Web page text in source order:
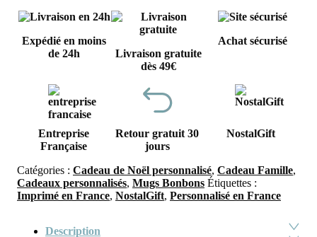
Expédié en moins
de 24h
Livraison gratuite
dès 49€
Achat sécurisé
Entreprise
Française
Retour gratuit 30
jours
NostalGift
Catégories : Cadeau de Noël personnalisé, Cadeau Famille,
Cadeaux personnalisés, Mugs Bonbons Étiquettes :
Imprimé en France, NostalGift, Personnalisé en France
Description